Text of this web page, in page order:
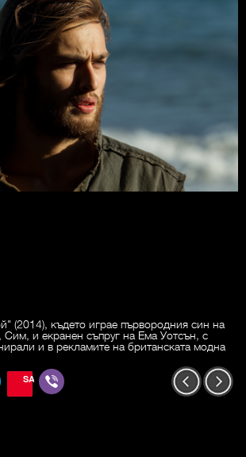
(2014), където играе първородния син на
Сим, и екранен съпруг на Ема Уотсън, с
и в рекламите на британската модна
SAVE